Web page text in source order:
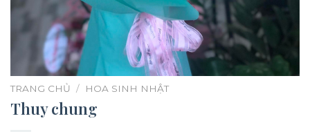
TRANG CHỦ / HOA SINH NHẬT
Thuy chung